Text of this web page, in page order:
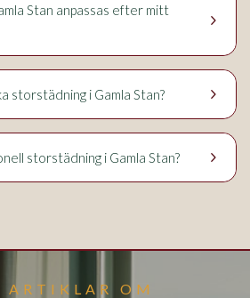
keyboard_arrow_right
Stan anpassas efter mitt
keyboard_arrow_right
storstädning i Gamla Stan?
keyboard_arrow_right
storstädning i Gamla Stan?
ARTIKLAR OM